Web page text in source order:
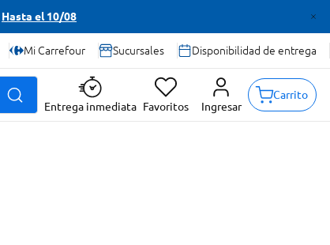
Hasta el 10/08
Mi Carrefour Sucursales Disponibilidad de entrega
Entrega inmediata Favoritos Ingresar
Carrito